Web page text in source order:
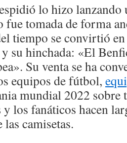
lo hizo lanzando
fue tomada de forma
tiempo se convirtió
su hinchada: «El
Su venta se ha
equipos de fútbol,
mundial 2022 sobre
los fanáticos hacen
camisetas.